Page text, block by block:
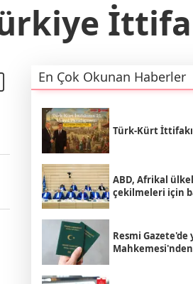
En Çok Okunan Haberler
Türk-Kürt
ABD, Afrikal
çekilmeleri için
Resmi Gazete'de